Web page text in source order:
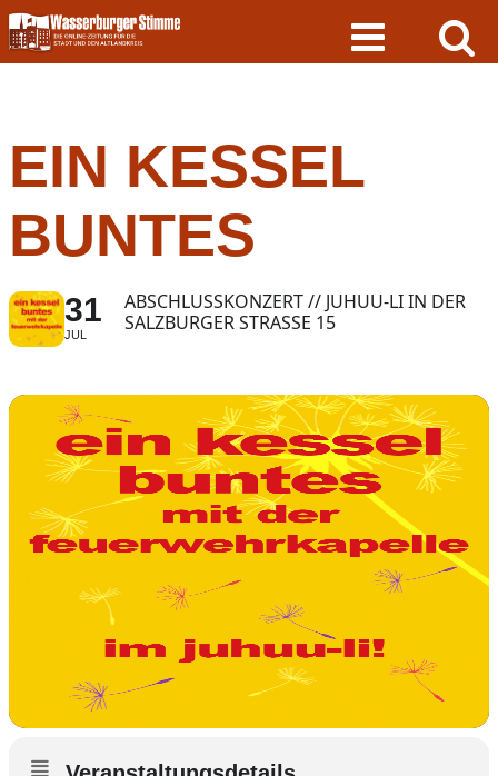
Skip
to
content
EIN KESSEL
BUNTES
31
JUL
ABSCHLUSSKONZERT // JUHUU-LI IN DER
SALZBURGER STRASSE 15